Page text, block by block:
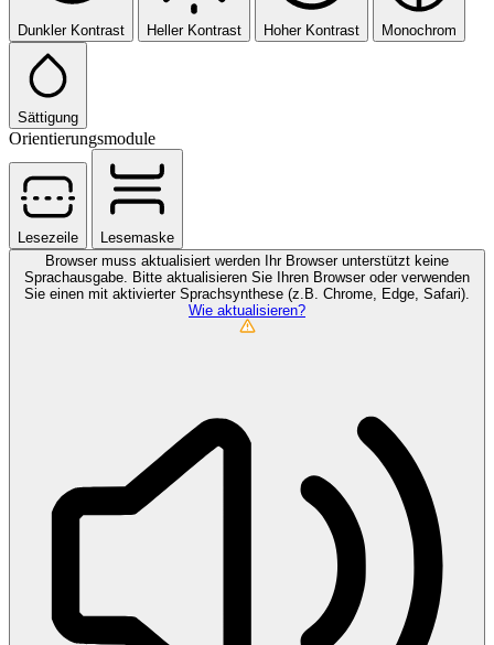
Dunkler Kontrast Heller Kontrast Hoher Kontrast Monochrom
Sättigung
Orientierungsmodule
Lesezeile
Lesemaske
Browser muss aktualisiert werden
Ihr Browser unterstützt keine
Sprachausgabe. Bitte aktualisieren Sie Ihren Browser oder verwenden
Sie einen mit aktivierter Sprachsynthese (z.B. Chrome, Edge, Safari).
Wie aktualisieren?